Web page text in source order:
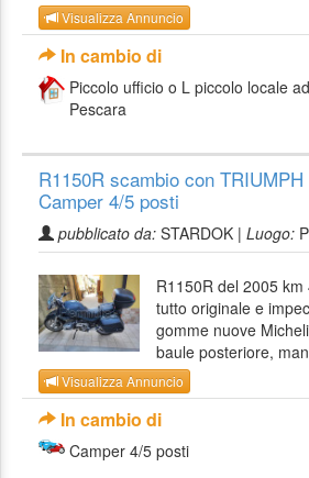
Visualizza Annuncio
In cambio di
Piccolo ufficio o L piccolo locale
Pescara
R1150R scambio con
Camper 4/5 posti
pubblicato da: STARDOK | Luogo:
R1150R del 2005
tutto originale e
gomme nuove
baule posteriore,
Visualizza Annuncio
In cambio di
Camper 4/5 posti